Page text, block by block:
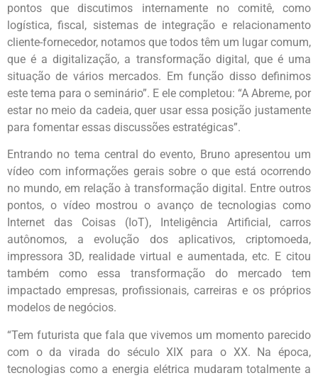
pontos que discutimos internamente no comitê, como
logística, fiscal, sistemas de integração e relacionamento
cliente-fornecedor, notamos que todos têm um lugar comum,
que é a digitalização, a transformação digital, que é uma
situação de vários mercados. Em função disso definimos
este tema para o seminário”. E ele completou: “A Abreme, por
estar no meio da cadeia, quer usar essa posição justamente
para fomentar essas discussões estratégicas”.
Entrando no tema central do evento, Bruno apresentou um
vídeo com informações gerais sobre o que está ocorrendo
no mundo, em relação à transformação digital. Entre outros
pontos, o vídeo mostrou o avanço de tecnologias como
Internet das Coisas (IoT), Inteligência Artificial, carros
autônomos, a evolução dos aplicativos, criptomoeda,
impressora 3D, realidade virtual e aumentada, etc. E citou
também como essa transformação do mercado tem
impactado empresas, profissionais, carreiras e os próprios
modelos de negócios.
“Tem futurista que fala que vivemos um momento parecido
com o da virada do século XIX para o XX. Na época,
tecnologias como a energia elétrica mudaram totalmente a